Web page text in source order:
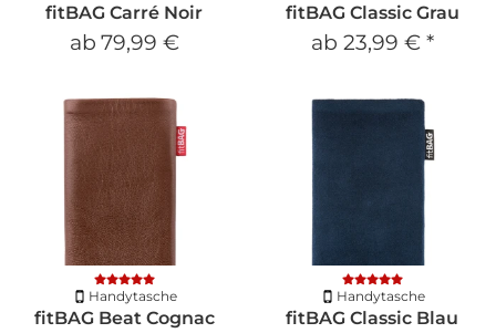
fitBAG Carré Noir
ab 79,99 €
fitBAG Classic Grau
ab 23,99 € *
Handytasche
fitBAG Beat Cognac
Handytasche
fitBAG Classic Blau